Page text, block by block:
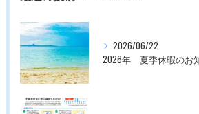
2026/06/22
2026年 夏季休暇のお